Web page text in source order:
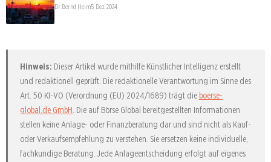
Dr. Bernd Heim5. Dez. 2024
Hinweis: Dieser Artikel wurde mithilfe Künstlicher Intelligenz erstellt
und redaktionell geprüft. Die redaktionelle Verantwortung im Sinne des
Art. 50 KI-VO (Verordnung (EU) 2024/1689) trägt die boerse-
global.de GmbH. Die auf Börse Global bereitgestellten Informationen
stellen keine Anlage- oder Finanzberatung dar und sind nicht als Kauf-
oder Verkaufsempfehlung zu verstehen. Sie ersetzen keine individuelle,
fachkundige Beratung. Jede Anlageentscheidung erfolgt auf eigenes